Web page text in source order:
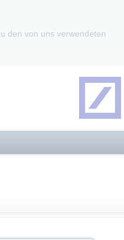
den von uns verwendeten